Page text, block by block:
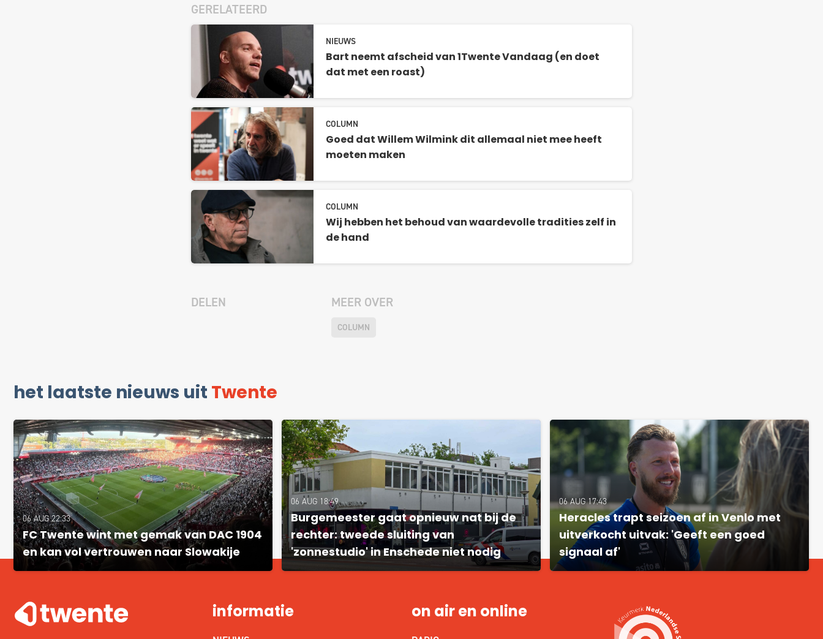
GERELATEERD
NIEUWS
Bart neemt afscheid van 1Twente Vandaag (en doet
dat met een roast)
COLUMN
Goed dat Willem Wilmink dit allemaal niet mee heeft
moeten maken
COLUMN
Wij hebben het behoud van waardevolle tradities zelf in
de hand
DELEN MEER OVER
COLUMN
het laatste nieuws uit Twente
06 AUG 22:33
FC Twente wint met gemak van DAC 1904
en kan vol vertrouwen naar Slowakije
06 AUG 18:49
Burgemeester gaat opnieuw nat bij de
rechter: tweede sluiting van
'zonnestudio' in Enschede niet nodig
06 AUG 17:43
Heracles trapt seizoen af in Venlo met
uitverkocht uitvak: 'Geeft een goed
signaal af'
informatie on air en online